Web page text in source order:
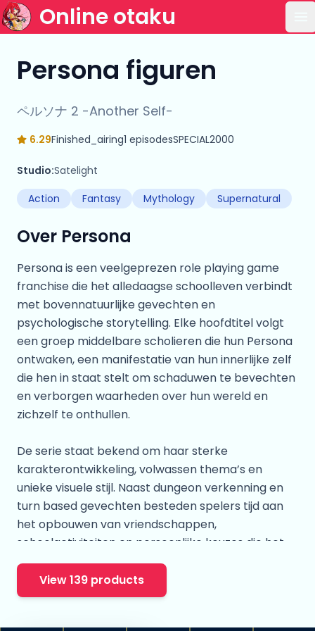
Online otaku
Persona figuren
ペルソナ 2 -Another Self-
6.29Finished_airing1 episodesSPECIAL2000
Studio:Satelight
Action
Fantasy Mythology Supernatural
Over Persona
Persona is een veelgeprezen role playing game
franchise die het alledaagse schoolleven verbindt
met bovennatuurlijke gevechten en
psychologische storytelling. Elke hoofdtitel volgt
een groep middelbare scholieren die hun Persona
ontwaken, een manifestatie van hun innerlijke zelf
die hen in staat stelt om schaduwen te bevechten
en verborgen waarheden over hun wereld en
zichzelf te onthullen.
De serie staat bekend om haar sterke
karakterontwikkeling, volwassen thema’s en
unieke visuele stijl. Naast dungeon verkenning en
turn based gevechten besteden spelers tijd aan
het opbouwen van vriendschappen,
schoolactiviteiten en persoonlijke keuzes die het
verloop van het verhaal beïnvloeden. Deze sociale
banden hebben ook direct invloed op de kracht
van de Personages tijdens gevechten, wat zorgt
View 139 products